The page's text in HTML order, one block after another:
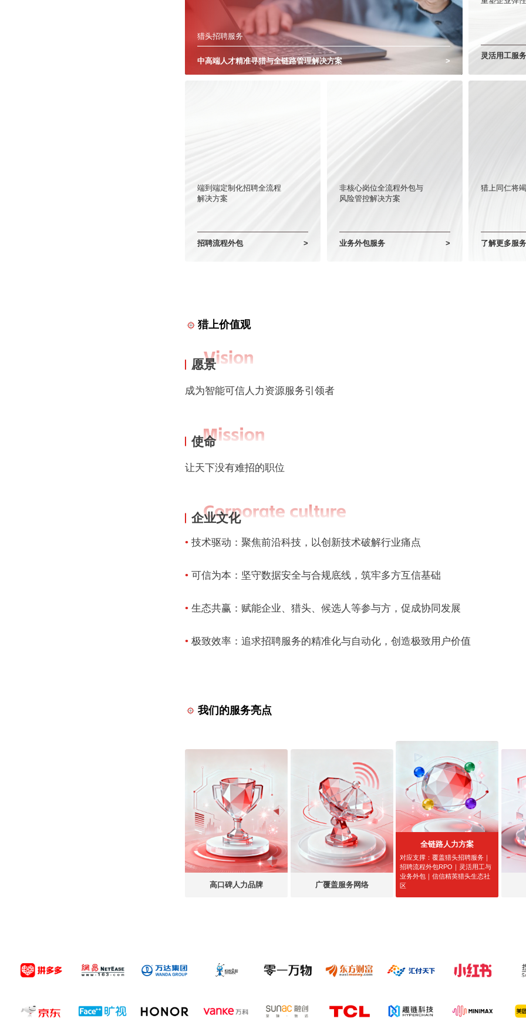
猎头招聘服务
中高端人才精准寻猎与全链路管理解决方案 >
端到端定制化招聘全流程
解决方案
招聘流程外包 >
非核心岗位全流程外包与
风险管控解决方案
业务外包服务 >
灵活用工服务
猎上同仁将
了解更多服务
猎上价值观
愿景
成为智能可信人力资源服务引领者
使命
让天下没有难招的职位
企业文化
• 技术驱动：聚焦前沿科技，以创新技术破解行业痛点
• 可信为本：坚守数据安全与合规底线，筑牢多方互信基础
• 生态共赢：赋能企业、猎头、候选人等参与方，促成协同发展
• 极致效率：追求招聘服务的精准化与自动化，创造极致用户价值
我们的服务亮点
高口碑人力品牌 广覆盖服务网络
全链路人力方案
对应支撑：覆盖猎头招聘服务｜
招聘流程外包RPO｜灵活用工与
业务外包｜信信精英猎头生态社
区